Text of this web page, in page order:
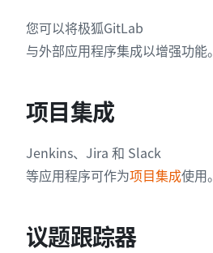
您可以将极狐GitLab
与外部应用程序集成以增强功能。
项目集成
Jenkins、Jira 和 Slack
等应用程序可作为项目集成使用。
议题跟踪器